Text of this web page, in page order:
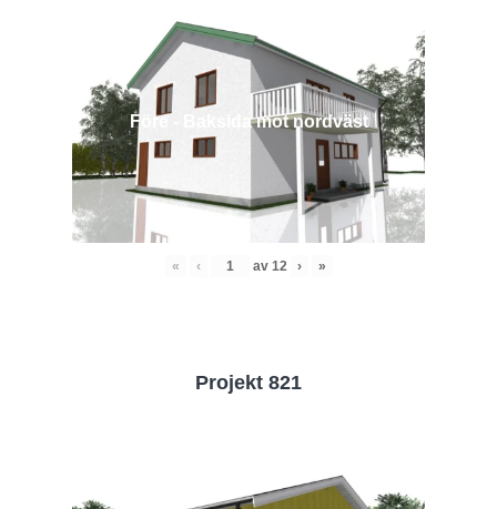
Före - Baksida mot nordväst
« ‹ av 12 › »
Projekt 821